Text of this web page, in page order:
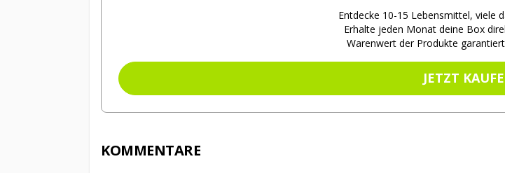
Entdecke 10-15 Lebensmittel, viele
Erhalte jeden Monat deine Box
Warenwert der Produkte
JETZT
KOMMENTARE